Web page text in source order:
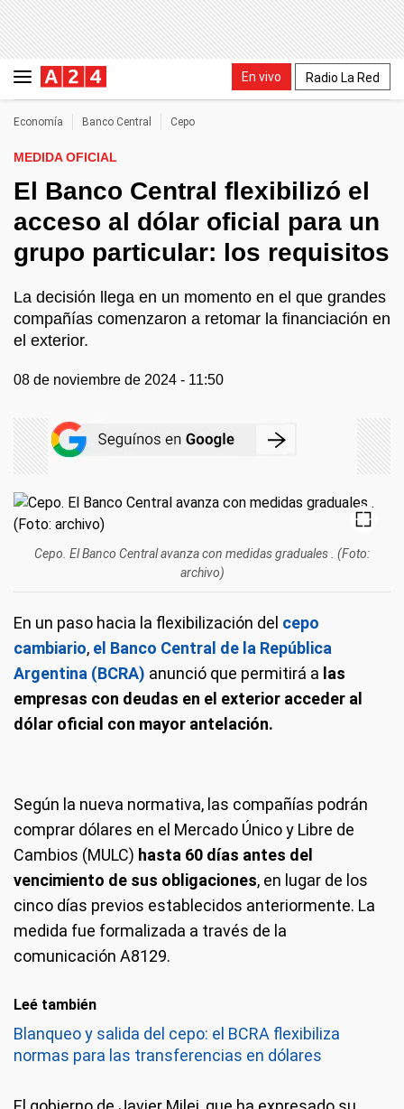
En vivo Radio La Red
Economía Banco Central Cepo
MEDIDA OFICIAL
El Banco Central flexibilizó el
acceso al dólar oficial para un
grupo particular: los requisitos
La decisión llega en un momento en el que grandes
compañías comenzaron a retomar la financiación en
el exterior.
08 de noviembre de 2024 - 11:50
Cepo. El Banco Central avanza con medidas graduales . (Foto:
archivo)
En un paso hacia la flexibilización del cepo
cambiario, el Banco Central de la República
Argentina (BCRA) anunció que permitirá a las
empresas con deudas en el exterior acceder al
dólar oficial con mayor antelación.
Según la nueva normativa, las compañías podrán
comprar dólares en el Mercado Único y Libre de
Cambios (MULC) hasta 60 días antes del
vencimiento de sus obligaciones, en lugar de los
cinco días previos establecidos anteriormente. La
medida fue formalizada a través de la
comunicación A8129.
Leé también
Blanqueo y salida del cepo: el BCRA flexibiliza
normas para las transferencias en dólares